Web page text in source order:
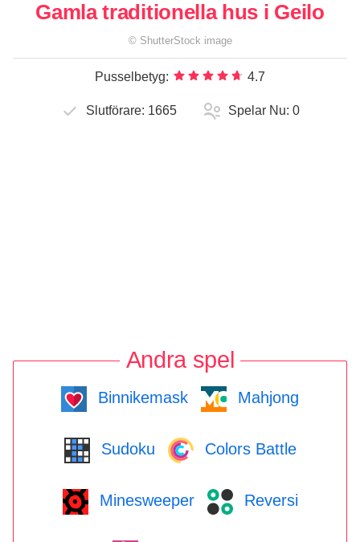
Gamla traditionella hus i Geilo
© ShutterStock image
Pusselbetyg: 4.7
Slutförare: 1665 Spelar Nu: 0
Andra spel
Binnikemask Mahjong
Sudoku Colors Battle
Minesweeper Reversi